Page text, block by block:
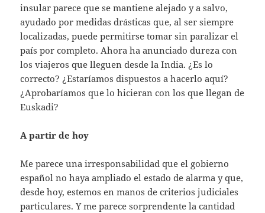
insular parece que se mantiene alejado y a salvo,
ayudado por medidas drásticas que, al ser siempre
localizadas, puede permitirse tomar sin paralizar el
país por completo. Ahora ha anunciado dureza con
los viajeros que lleguen desde la India. ¿Es lo
correcto? ¿Estaríamos dispuestos a hacerlo aquí?
¿Aprobaríamos que lo hicieran con los que llegan de
Euskadi?
A partir de hoy
Me parece una irresponsabilidad que el gobierno
español no haya ampliado el estado de alarma y que,
desde hoy, estemos en manos de criterios judiciales
particulares. Y me parece sorprendente la cantidad